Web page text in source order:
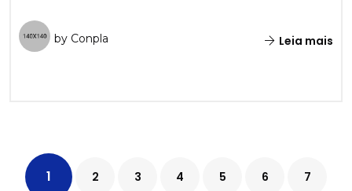
by Conpla Leia mais
1 2 3 4 5 6 7